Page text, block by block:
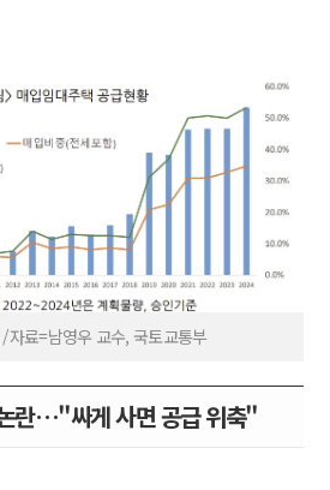
자료=남영우 교수, 국토교통부
란…"싸게 사면 공급 위축"